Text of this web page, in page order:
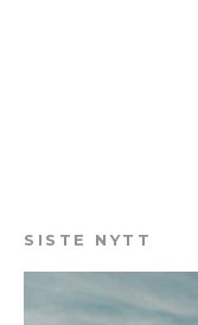
SISTE NYTT